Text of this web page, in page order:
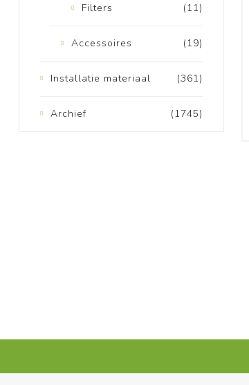
(11)
Filters
(19)
Accessoires
(361)
Installatie materiaal
(1745)
Archief